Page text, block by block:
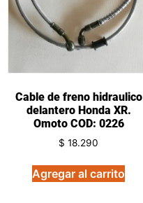
Cable de freno hidraulico
delantero Honda XR.
Omoto COD: 0226
$ 18.290
Agregar al carrito